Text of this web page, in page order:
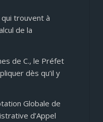
qui trouvent à
de la
de C., le Préfet
dès qu’il y
Globale de
d’Appel